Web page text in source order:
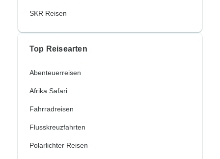
SKR Reisen
Top Reisearten
Abenteuerreisen
Afrika Safari
Fahrradreisen
Flusskreuzfahrten
Polarlichter Reisen